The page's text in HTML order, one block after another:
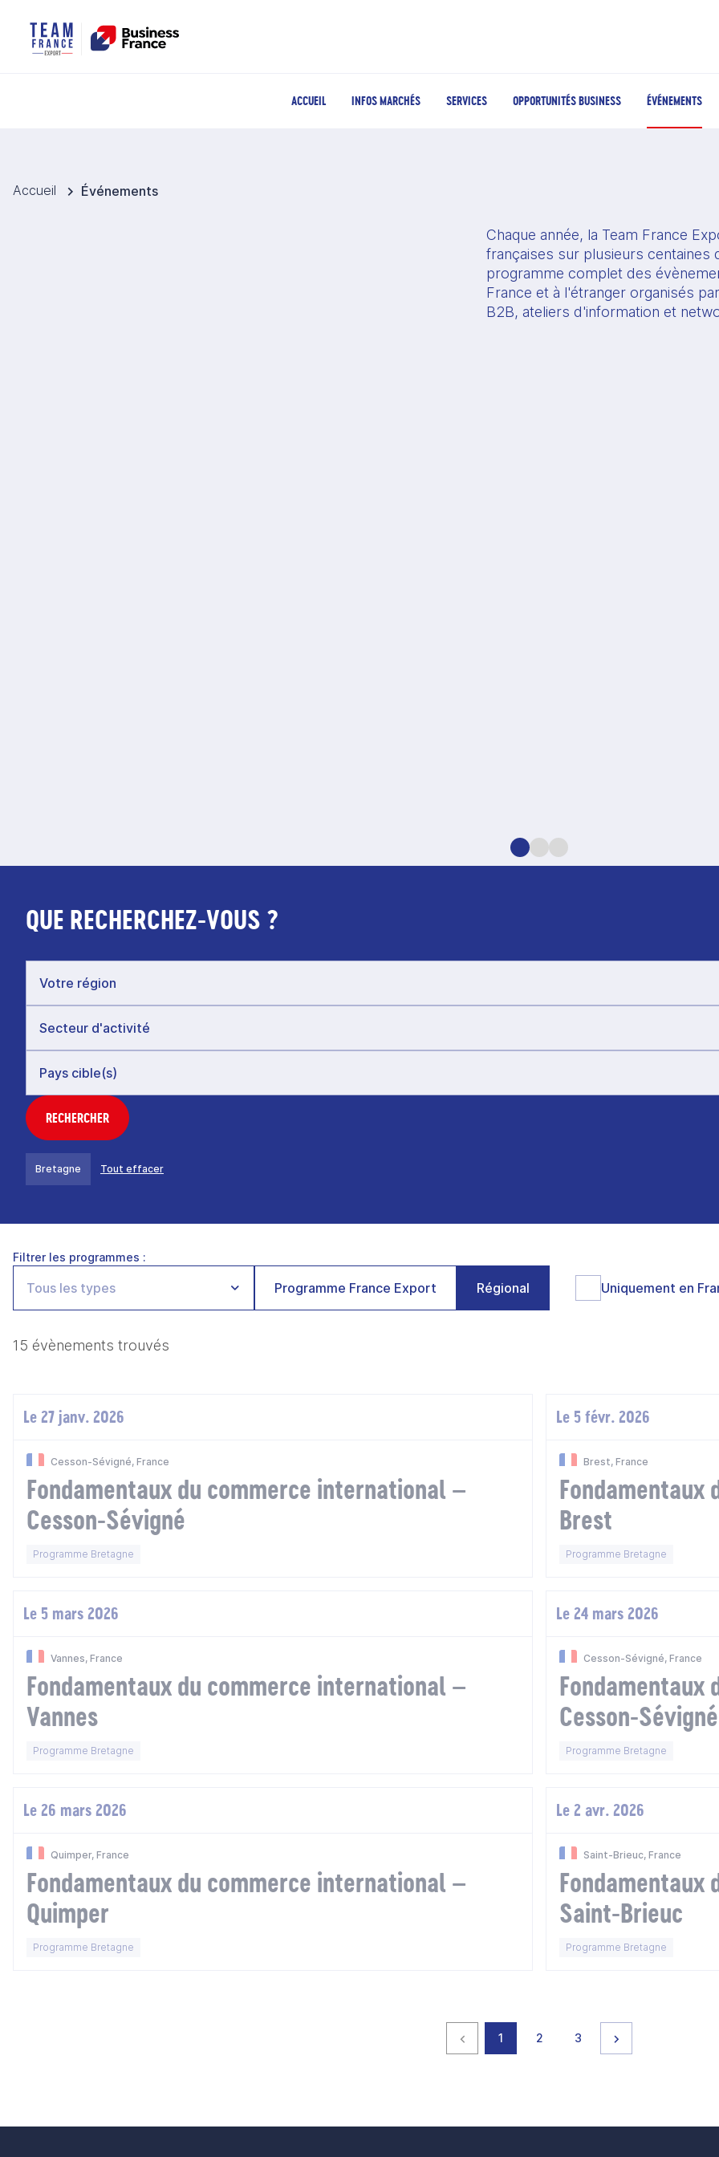
ACCUEIL INFOS MARCHÉS SERVICES OPPORTUNITÉS BUSINESS ÉVÉNEMENTS
Accueil Événements
Chaque année, la Team France
françaises sur plusieurs centaines
programme complet des
France et à l'étranger organisés
B2B, ateliers d'information et
QUE RECHERCHEZ-VOUS ?
RECHERCHER
Bretagne Tout effacer
Filtrer les programmes :
Programme France Export Régional Uniquement en
15 évènements trouvés
Le 27 janv. 2026
Cesson-Sévigné, France
Fondamentaux du commerce international –
Cesson-Sévigné
Programme Bretagne
Le 5 févr. 2026
Brest, France
Brest
Programme Bretagne
Le 5 mars 2026
Vannes, France
Fondamentaux du commerce international –
Vannes
Programme Bretagne
Le 24 mars 2026
Cesson-Sévigné, France
Cesson-Sévigné
Programme Bretagne
Le 26 mars 2026
Quimper, France
Fondamentaux du commerce international –
Quimper
Programme Bretagne
Le 2 avr. 2026
Saint-Brieuc, France
Saint-Brieuc
Programme Bretagne
Page précédente
page
1 page
2 page
3